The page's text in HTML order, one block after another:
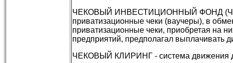
ЧЕКОВЫЙ ИНВЕСТИЦИОННЫЙ ФОНД (ЧИФ) -
приватизационные чеки (ваучеры), в
приватизационные чеки, приобретая на
предприятий, предполагал выплачивать
ЧЕКОВЫЙ КЛИРИНГ - система движения